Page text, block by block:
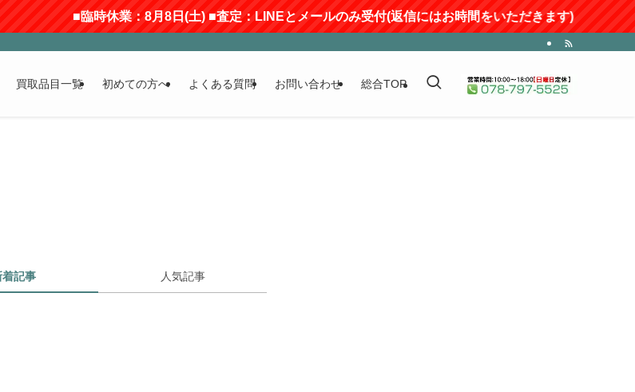
■臨時休業：8月8日(土) ■査定：LINEとメールのみ受付(返信にはお時間をいただきます)
買取品目一覧 初めての方へ よくある質問 お問い合わせ 総合TOP
着記事 人気記事